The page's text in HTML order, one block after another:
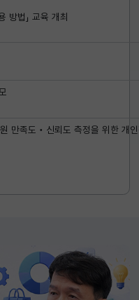
법」 교육 개최
원 만족도‧신뢰도 측정을 위한 개